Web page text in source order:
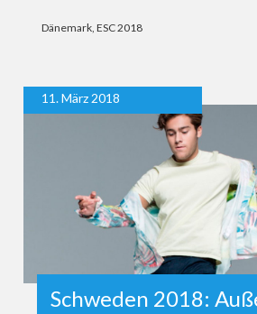
Dänemark, ESC 2018
11. März 2018
Schweden 2018: